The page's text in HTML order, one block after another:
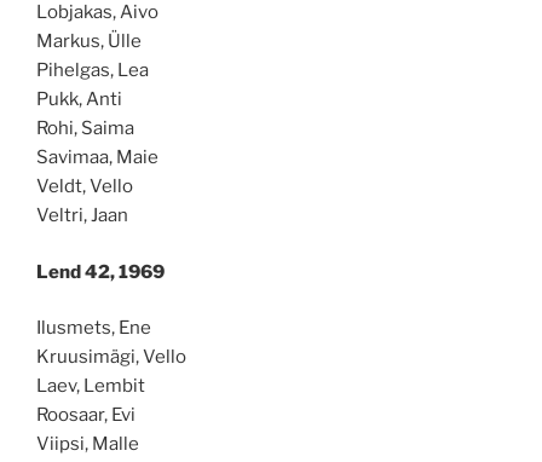
Lobjakas, Aivo
Markus, Ülle
Pihelgas, Lea
Pukk, Anti
Rohi, Saima
Savimaa, Maie
Veldt, Vello
Veltri, Jaan
Lend 42, 1969
Ilusmets, Ene
Kruusimägi, Vello
Laev, Lembit
Roosaar, Evi
Viipsi, Malle